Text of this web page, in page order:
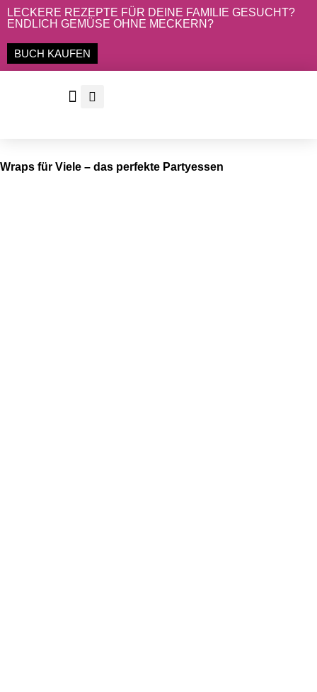
Zum
Inhalt
springen
LECKERE REZEPTE FÜR DEINE FAMILIE GESUCHT?
ENDLICH GEMÜSE OHNE MECKERN?
BUCH KAUFEN
Wraps für Viele – das perfekte Partyessen